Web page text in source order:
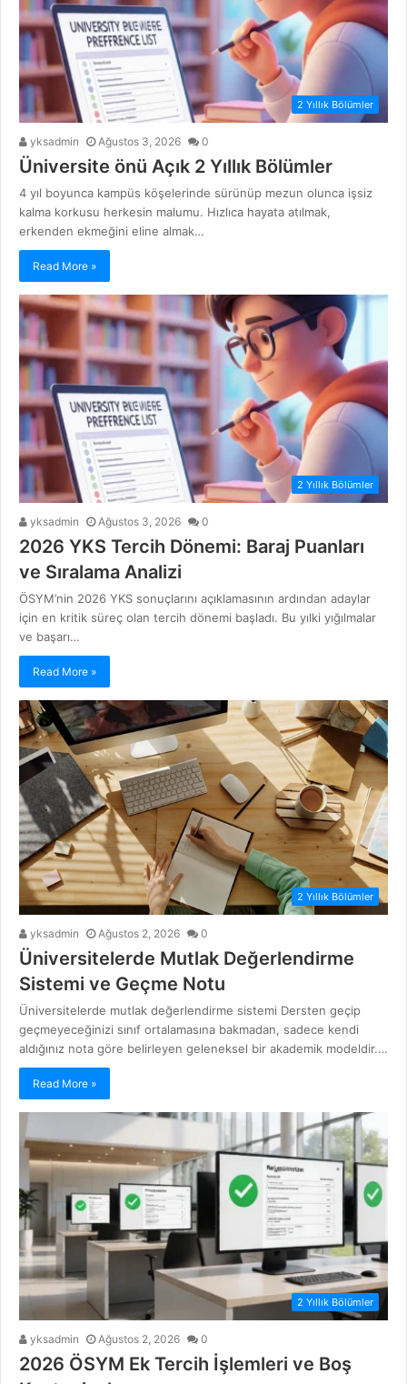
2 Yıllık Bölümler
yksadmin Ağustos 3, 2026 0
Üniversite önü Açık 2 Yıllık Bölümler
4 yıl boyunca kampüs köşelerinde sürünüp mezun olunca işsiz
kalma korkusu herkesin malumu. Hızlıca hayata atılmak,
erkenden ekmeğini eline almak…
Read More »
2 Yıllık Bölümler
yksadmin Ağustos 3, 2026 0
2026 YKS Tercih Dönemi: Baraj Puanları
ve Sıralama Analizi
ÖSYM’nin 2026 YKS sonuçlarını açıklamasının ardından adaylar
için en kritik süreç olan tercih dönemi başladı. Bu yılki yığılmalar
ve başarı…
Read More »
2 Yıllık Bölümler
yksadmin Ağustos 2, 2026 0
Üniversitelerde Mutlak Değerlendirme
Sistemi ve Geçme Notu
Üniversitelerde mutlak değerlendirme sistemi Dersten geçip
geçmeyeceğinizi sınıf ortalamasına bakmadan, sadece kendi
aldığınız nota göre belirleyen geleneksel bir akademik modeldir.…
Read More »
2 Yıllık Bölümler
yksadmin Ağustos 2, 2026 0
2026 ÖSYM Ek Tercih İşlemleri ve Boş